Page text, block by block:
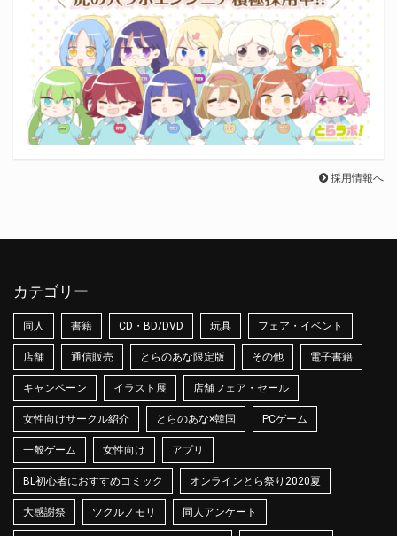
採用情報へ
カテゴリー
同人 書籍 CD・BD/DVD 玩具 フェア・イベント
店舗 通信販売 とらのあな限定版 その他 電子書籍
キャンペーン イラスト展 店舗フェア・セール
女性向けサークル紹介 とらのあな×韓国 PCゲーム
一般ゲーム 女性向け アプリ
BL初心者におすすめコミック オンラインとら祭り2020夏
大感謝祭 ツクルノモリ 同人アンケート